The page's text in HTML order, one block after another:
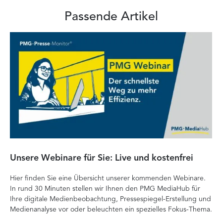
Passende Artikel
Unsere Webinare für Sie: Live und kostenfrei
Hier finden Sie eine Übersicht unserer kommenden Webinare.
In rund 30 Minuten stellen wir Ihnen den PMG MediaHub für
Ihre digitale Medienbeobachtung, Pressespiegel-Erstellung und
Medienanalyse vor oder beleuchten ein spezielles Fokus-Thema.